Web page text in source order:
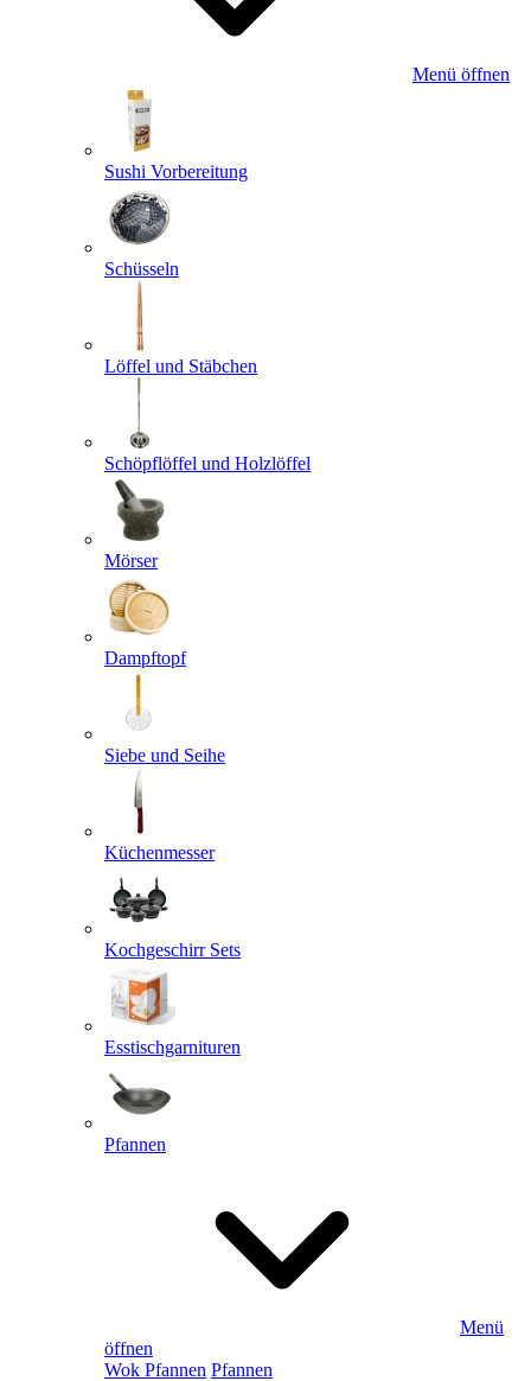
Menü öffnen
Sushi Vorbereitung
Schüsseln
Löffel und Stäbchen
Schöpflöffel und Holzlöffel
Mörser
Dampftopf
Siebe und Seihe
Küchenmesser
Kochgeschirr Sets
Esstischgarnituren
Pfannen
Menü
öffnen
Wok Pfannen Pfannen